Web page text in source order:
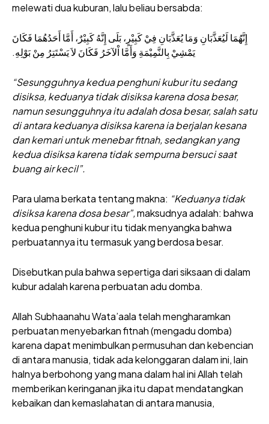
melewati dua kuburan, lalu beliau bersabda:
إِنَّهُمَا لَيُعَذَّبَانِ وَمَا يُعَذَّبَانِ فِيْ كَبِيْرٍ، بَلَى إِنَّهُ كَبِيْرٌ، أَمَّا أَحَدُهُمَا فَكَانَ
يَمْشِيْ بِالنَّمِيْمَةِ وَأَمَّا اْلآخَرُ فَكَانَ لاَ يَسْتَتِرُ مِنْ بَوْلِهِ.
“Sesungguhnya kedua penghuni kubur itu sedang
disiksa, keduanya tidak disiksa karena dosa besar,
namun sesungguhnya itu adalah dosa besar, salah satu
di antara keduanya disiksa karena ia berjalan kesana
dan kemari untuk menebar fitnah, sedangkan yang
kedua disiksa karena tidak sempurna bersuci saat
buang air kecil”.
Para ulama berkata tentang makna: “Keduanya tidak
disiksa karena dosa besar”,maksudnya adalah: bahwa
kedua penghuni kubur itu tidak menyangka bahwa
perbuatannya itu termasuk yang berdosa besar.
Disebutkan pula bahwa sepertiga dari siksaan di dalam
kubur adalah karena perbuatan adu domba.
Allah Subhaanahu Wata’aala telah mengharamkan
perbuatan menyebarkan fitnah (mengadu domba)
karena dapat menimbulkan permusuhan dan kebencian
di antara manusia, tidak ada kelonggaran dalam ini, lain
halnya berbohong yang mana dalam hal ini Allah telah
memberikan keringanan jika itu dapat mendatangkan
kebaikan dan kemaslahatan di antara manusia,